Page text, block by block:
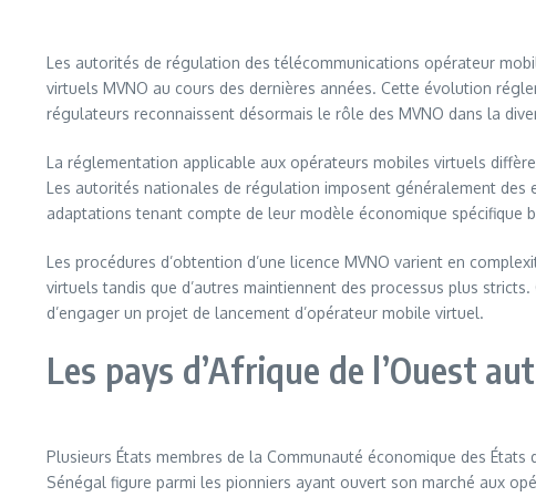
Les autorités de régulation des télécommunications opérateur
virtuels MVNO au cours des dernières années. Cette évolution
régulateurs reconnaissent désormais le rôle des MVNO dans la
La réglementation applicable aux opérateurs mobiles virtuels
Les autorités nationales de régulation imposent généralement des
adaptations tenant compte de leur modèle économique spécifique
Les procédures d’obtention d’une licence MVNO varient en
virtuels tandis que d’autres maintiennent des processus plus
d’engager un projet de lancement d’opérateur mobile virtuel.
Les pays d’Afrique de l’Ouest
Plusieurs États membres de la Communauté économique des
Sénégal figure parmi les pionniers ayant ouvert son marché aux